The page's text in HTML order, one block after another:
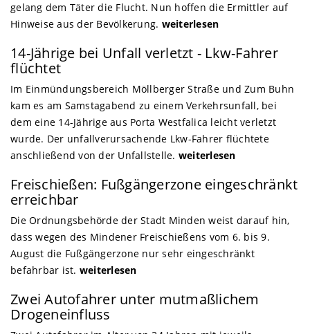
gelang dem Täter die Flucht. Nun hoffen die Ermittler auf
Hinweise aus der Bevölkerung. weiterlesen
14-Jährige bei Unfall verletzt - Lkw-Fahrer
flüchtet
Im Einmündungsbereich Möllberger Straße und Zum Buhn
kam es am Samstagabend zu einem Verkehrsunfall, bei
dem eine 14-Jährige aus Porta Westfalica leicht verletzt
wurde. Der unfallverursachende Lkw-Fahrer flüchtete
anschließend von der Unfallstelle. weiterlesen
Freischießen: Fußgängerzone eingeschränkt
erreichbar
Die Ordnungsbehörde der Stadt Minden weist darauf hin,
dass wegen des Mindener Freischießens vom 6. bis 9.
August die Fußgängerzone nur sehr eingeschränkt
befahrbar ist. weiterlesen
Zwei Autofahrer unter mutmaßlichem
Drogeneinfluss